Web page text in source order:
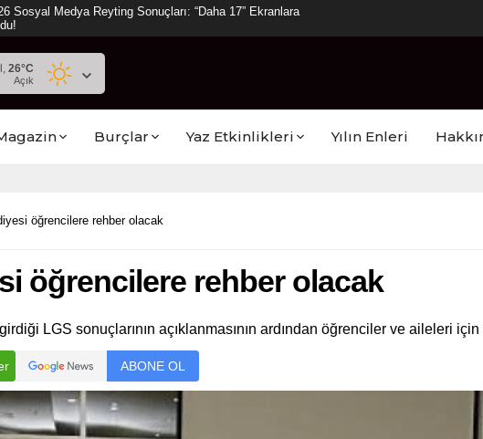
Sosyal Medya Reyting Sonuçları: “Daha 17” Ekranlara
26°C
Açık
Burçlar Yaz Etkinlikleri Yılın Enleri
öğrencilere rehber olacak
öğrencilere rehber olacak
LGS sonuçlarının açıklanmasının ardından öğrenciler ve aileleri için
ABONE OL